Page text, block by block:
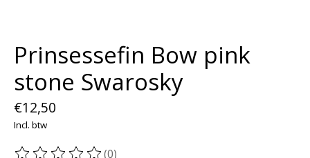
Prinsessefin Bow pink
stone Swarosky
€12,50
Incl. btw
(0)